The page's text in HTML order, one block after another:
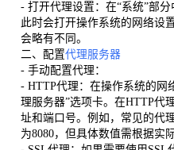
- 打开代理设置：在“系统”部分
此时会打开操作系统的网络设
会略有不同。
二、配置代理服务器
- 手动配置代理：
- HTTP代理：在操作系统的网
理服务器”选项卡。在HTTP代
址和端口号。例如，常见的代
为8080，但具体数值需根据实